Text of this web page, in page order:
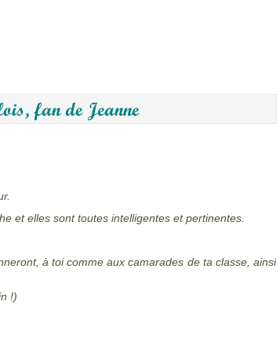
et elles sont toutes intelligentes et pertinentes.
à toi comme aux camarades de ta classe, ainsi
!)